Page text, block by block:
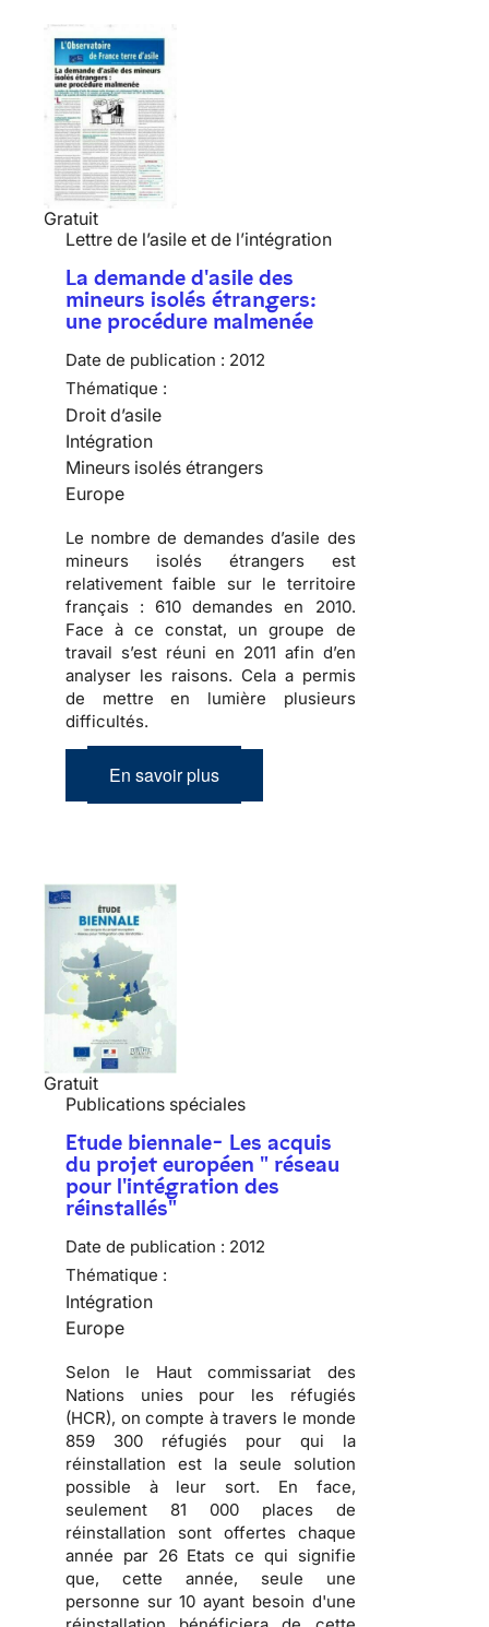
Gratuit
Lettre de l’asile et de l’intégration
La demande d'asile des
mineurs isolés étrangers:
une procédure malmenée
Date de publication : 2012
Thématique :
Droit d’asile
Intégration
Mineurs isolés étrangers
Europe
Le nombre de demandes d’asile des
mineurs isolés étrangers est
relativement faible sur le territoire
français : 610 demandes en 2010.
Face à ce constat, un groupe de
travail s’est réuni en 2011 afin d’en
analyser les raisons. Cela a permis
de mettre en lumière plusieurs
difficultés.
En savoir plus
Gratuit
Publications spéciales
Etude biennale- Les acquis
du projet européen " réseau
pour l'intégration des
réinstallés"
Date de publication : 2012
Thématique :
Intégration
Europe
Selon le Haut commissariat des
Nations unies pour les réfugiés
(HCR), on compte à travers le monde
859 300 réfugiés pour qui la
réinstallation est la seule solution
possible à leur sort. En face,
seulement 81 000 places de
réinstallation sont offertes chaque
année par 26 Etats ce qui signifie
que, cette année, seule une
personne sur 10 ayant besoin d'une